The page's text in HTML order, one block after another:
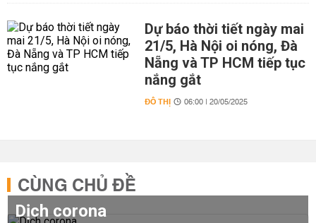
Dự báo thời tiết ngày mai
21/5, Hà Nội oi nóng, Đà
Nẵng và TP HCM tiếp tục
nắng gắt
ĐÔ THỊ 06:00 | 20/05/2025
CÙNG CHỦ ĐỀ
Dịch corona